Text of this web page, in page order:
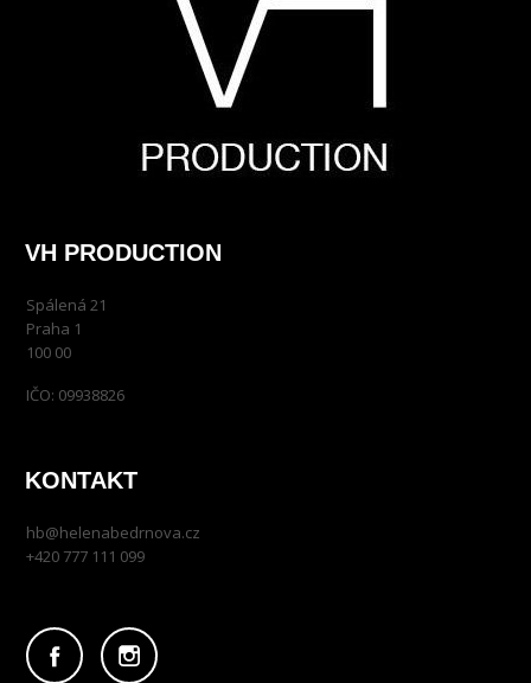
VH PRODUCTION
Spálená 21
Praha 1
100 00
IČO: 09938826
KONTAKT
hb@helenabedrnova.cz
+420 777 111 099